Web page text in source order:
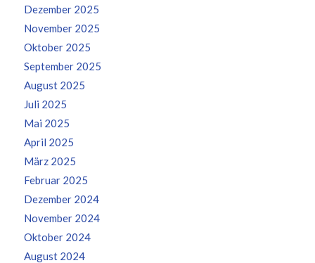
Dezember 2025
November 2025
Oktober 2025
September 2025
August 2025
Juli 2025
Mai 2025
April 2025
März 2025
Februar 2025
Dezember 2024
November 2024
Oktober 2024
August 2024